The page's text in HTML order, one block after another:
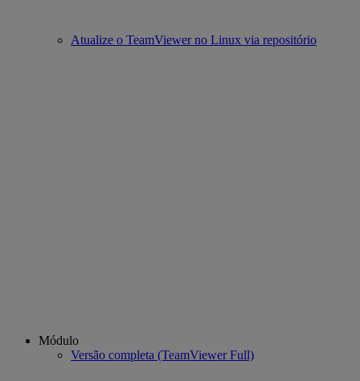
Atualize o TeamViewer no Linux via repositório
Módulo
Versão completa (TeamViewer Full)